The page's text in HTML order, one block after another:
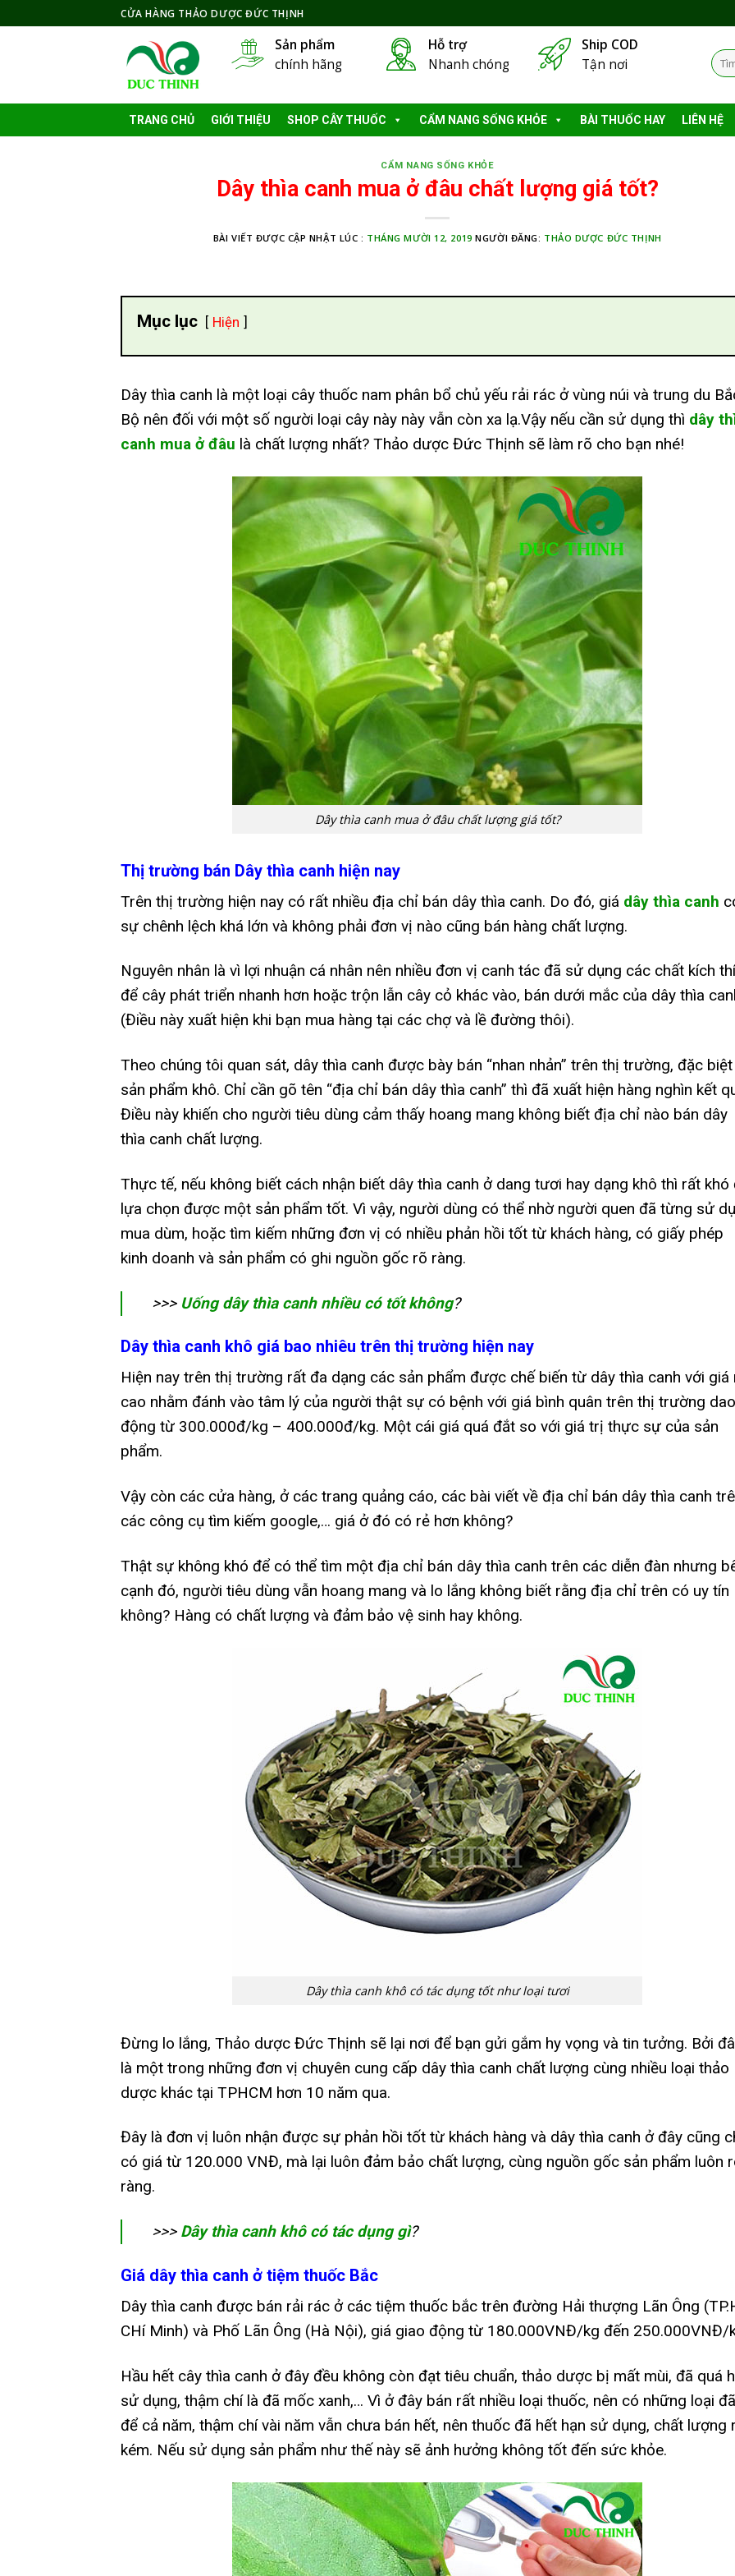
to
CỬA HÀNG THẢO DƯỢC ĐỨC THỊNH
Sản phẩm
chính hãng
Hỗ trợ
Nhanh chóng
Ship COD
Tận nơi
Tìm
kiếm:
TRANG CHỦ GIỚI THIỆU SHOP CÂY THUỐC CẨM NANG SỐNG KHỎE BÀI THUỐC HAY LIÊN HỆ
CẨM NANG SỐNG KHỎE
Dây thìa canh mua ở đâu chất lượng giá tốt?
BÀI VIẾT ĐƯỢC CẬP NHẬT LÚC : THÁNG MƯỜI 12, 2019 NGƯỜI ĐĂNG: THẢO DƯỢC ĐỨC THỊNH
Mục lục Hiện
Dây thìa canh là một loại cây thuốc nam phân bổ chủ yếu rải rác ở vùng núi và trung du
Bộ nên đối với một số người loại cây này này vẫn còn xa lạ.Vậy nếu cần sử dụng thì dây
canh mua ở đâu là chất lượng nhất? Thảo dược Đức Thịnh sẽ làm rõ cho bạn nhé!
Dây thìa canh mua ở đâu chất lượng giá tốt?
Thị trường bán Dây thìa canh hiện nay
Trên thị trường hiện nay có rất nhiều địa chỉ bán dây thìa canh. Do đó, giá dây thìa canh
sự chênh lệch khá lớn và không phải đơn vị nào cũng bán hàng chất lượng.
Nguyên nhân là vì lợi nhuận cá nhân nên nhiều đơn vị canh tác đã sử dụng các chất kích
để cây phát triển nhanh hơn hoặc trộn lẫn cây cỏ khác vào, bán dưới mắc của dây thìa
(Điều này xuất hiện khi bạn mua hàng tại các chợ và lề đường thôi).
Theo chúng tôi quan sát, dây thìa canh được bày bán “nhan nhản” trên thị trường, đặc biệt
sản phẩm khô. Chỉ cần gõ tên “địa chỉ bán dây thìa canh” thì đã xuất hiện hàng nghìn kết
Điều này khiến cho người tiêu dùng cảm thấy hoang mang không biết địa chỉ nào bán dây
thìa canh chất lượng.
Thực tế, nếu không biết cách nhận biết dây thìa canh ở dang tươi hay dạng khô thì rất khó
lựa chọn được một sản phẩm tốt. Vì vậy, người dùng có thể nhờ người quen đã từng sử
mua dùm, hoặc tìm kiếm những đơn vị có nhiều phản hồi tốt từ khách hàng, có giấy phép
kinh doanh và sản phẩm có ghi nguồn gốc rõ ràng.
>>> Uống dây thìa canh nhiều có tốt không?
Dây thìa canh khô giá bao nhiêu trên thị trường hiện nay
Hiện nay trên thị trường rất đa dạng các sản phẩm được chế biến từ dây thìa canh với giá
cao nhằm đánh vào tâm lý của người thật sự có bệnh với giá bình quân trên thị trường dao
động từ 300.000đ/kg – 400.000đ/kg. Một cái giá quá đắt so với giá trị thực sự của sản
phẩm.
Vậy còn các cửa hàng, ở các trang quảng cáo, các bài viết về địa chỉ bán dây thìa canh
các công cụ tìm kiếm google,… giá ở đó có rẻ hơn không?
Thật sự không khó để có thể tìm một địa chỉ bán dây thìa canh trên các diễn đàn nhưng
cạnh đó, người tiêu dùng vẫn hoang mang và lo lắng không biết rằng địa chỉ trên có uy tín
không? Hàng có chất lượng và đảm bảo vệ sinh hay không.
Dây thìa canh khô có tác dụng tốt như loại tươi
Đừng lo lắng, Thảo dược Đức Thịnh sẽ lại nơi để bạn gửi gắm hy vọng và tin tưởng. Bởi
là một trong những đơn vị chuyên cung cấp dây thìa canh chất lượng cùng nhiều loại thảo
dược khác tại TPHCM hơn 10 năm qua.
Đây là đơn vị luôn nhận được sự phản hồi tốt từ khách hàng và dây thìa canh ở đây cũng
có giá từ 120.000 VNĐ, mà lại luôn đảm bảo chất lượng, cùng nguồn gốc sản phẩm luôn
ràng.
>>> Dây thìa canh khô có tác dụng gì?
Giá dây thìa canh ở tiệm thuốc Bắc
Dây thìa canh được bán rải rác ở các tiệm thuốc bắc trên đường Hải thượng Lãn Ông
CHí Minh) và Phố Lãn Ông (Hà Nội), giá giao động từ 180.000VNĐ/kg đến 250.000VNĐ/
Hầu hết cây thìa canh ở đây đều không còn đạt tiêu chuẩn, thảo dược bị mất mùi, đã quá
sử dụng, thậm chí là đã mốc xanh,… Vì ở đây bán rất nhiều loại thuốc, nên có những loại đã
để cả năm, thậm chí vài năm vẫn chưa bán hết, nên thuốc đã hết hạn sử dụng, chất lượng
kém. Nếu sử dụng sản phẩm như thế này sẽ ảnh hưởng không tốt đến sức khỏe.